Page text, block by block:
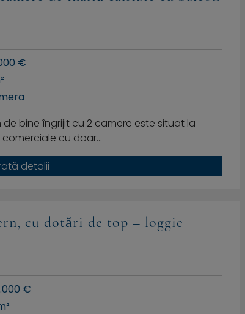
€
bine îngrijit cu 2 camere este situat la
comerciale cu doar…
detalii
cu dotări de top – loggie
€